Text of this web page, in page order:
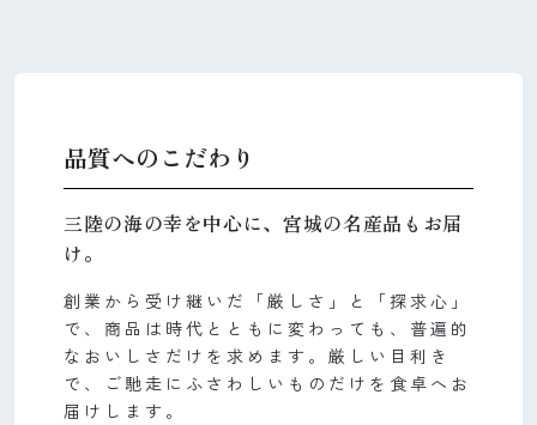
品質へのこだわり
三陸の海の幸を中心に、宮城の名産品もお届
け。
創業から受け継いだ「厳しさ」と「探求心」
で、商品は時代とともに変わっても、普遍的
なおいしさだけを求めます。厳しい目利き
で、ご馳走にふさわしいものだけを食卓へお
届けします。